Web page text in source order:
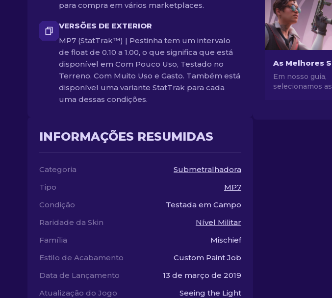
para compra em vários marketplaces.
VERSÕES DE EXTERIOR
MP7 (StatTrak™) | Pestinha tem um intervalo
de float de 0.10 a 1.00, o que significa que está
disponível em Com Pouco Uso, Testado no
Terreno, Com Muito Uso e Gasto. Também está
disponível uma variante StatTrak para cada
uma dessas condições.
INFORMAÇÕES RESUMIDAS
Categoria
Submetralhadora
Tipo
MP7
Condição
Testada em Campo
Raridade da Skin
Nível Militar
Família
Mischief
Estilo de Acabamento
Custom Paint Job
Data de Lançamento
13 de março de 2019
Atualização do Jogo
Seeing the Light
Em nosso guia,
selecionamos as